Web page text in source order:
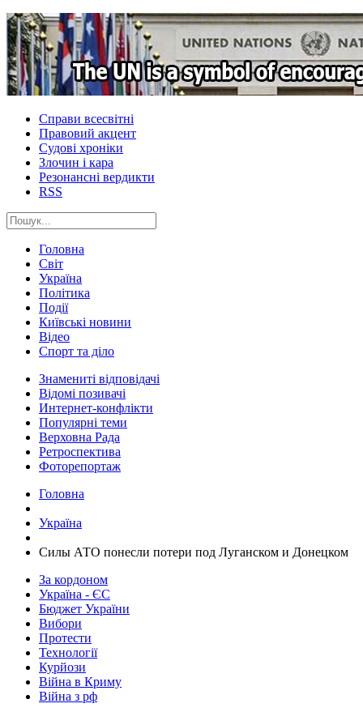
Справи всесвітні
Правовий акцент
Судові хроніки
Злочин і кара
Резонансні вердикти
RSS
Головна
Світ
Україна
Політика
Події
Київські новини
Відео
Спорт та діло
Знамениті відповідачі
Відомі позивачі
Интернет-конфлікти
Популярні теми
Верховна Рада
Ретроспектива
Фоторепортаж
Головна
Україна
Силы АТО понесли потери под Луганском и Донецком
За кордоном
Україна - ЄС
Бюджет України
Вибори
Протести
Технології
Курйози
Війна в Криму
Війна з рф